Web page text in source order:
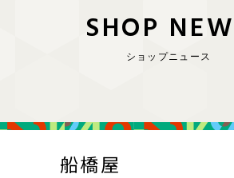
SHOP NEW
ショップニュース
船橋屋